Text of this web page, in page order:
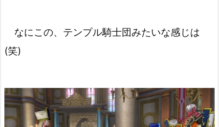
なにこの、テンプル騎士団みたいな感じは
(笑)